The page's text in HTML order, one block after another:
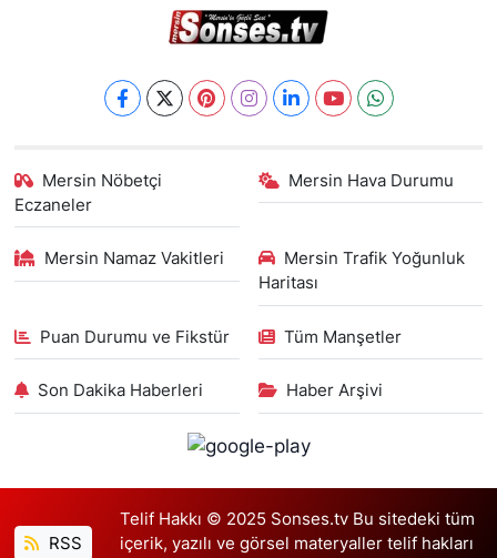
Mersin Nöbetçi
Eczaneler
Mersin Hava Durumu
Mersin Namaz Vakitleri
Mersin Trafik Yoğunluk
Haritası
Puan Durumu ve Fikstür Tüm Manşetler
Son Dakika Haberleri Haber Arşivi
RSS
Telif Hakkı © 2025 Sonses.tv Bu sitedeki tüm
içerik, yazılı ve görsel materyaller telif hakları